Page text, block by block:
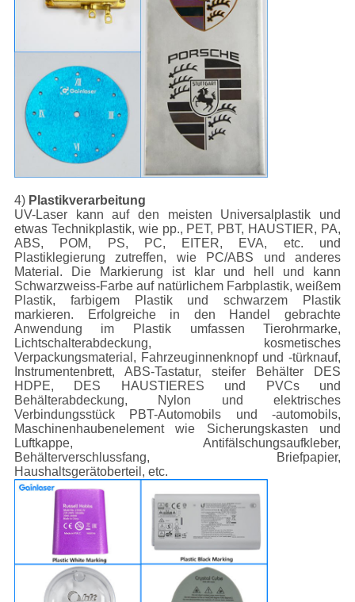
4) Plastikverarbeitung
UV-Laser kann auf den meisten Universalplastik und
etwas Technikplastik, wie pp., PET, PBT, HAUSTIER, PA,
ABS, POM, PS, PC, EITER, EVA, etc. und
Plastiklegierung zutreffen, wie PC/ABS und anderes
Material. Die Markierung ist klar und hell und kann
Schwarzweiss-Farbe auf natürlichem Farbplastik, weißem
Plastik, farbigem Plastik und schwarzem Plastik
markieren. Erfolgreiche in den Handel gebrachte
Anwendung im Plastik umfassen Tierohrmarke,
Lichtschalterabdeckung, kosmetisches
Verpackungsmaterial, Fahrzeuginnenknopf und -türknauf,
Instrumentenbrett, ABS-Tastatur, steifer Behälter DES
HDPE, DES HAUSTIERES und PVCs und
Behälterabdeckung, Nylon und elektrisches
Verbindungsstück PBT-Automobils und -automobils,
Maschinenhaubenelement wie Sicherungskasten und
Luftkappe, Antifälschungsaufkleber,
Behälterverschlussfang, Briefpapier,
Haushaltsgerätoberteil, etc.